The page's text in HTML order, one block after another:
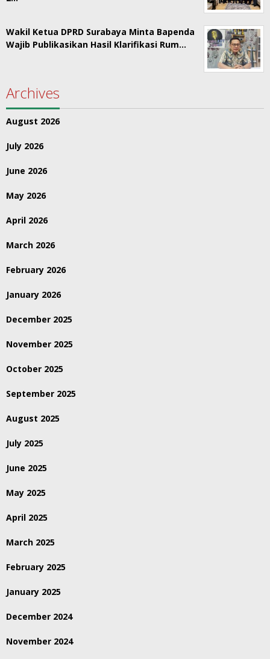
Wakil Ketua DPRD Surabaya Minta Bapenda
Wajib Publikasikan Hasil Klarifikasi Rum…
Archives
August 2026
July 2026
June 2026
May 2026
April 2026
March 2026
February 2026
January 2026
December 2025
November 2025
October 2025
September 2025
August 2025
July 2025
June 2025
May 2025
April 2025
March 2025
February 2025
January 2025
December 2024
November 2024